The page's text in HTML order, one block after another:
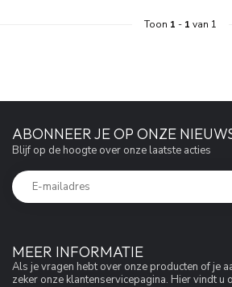
Toon 1 - 1 van 1
MEER INFORMATIE
Als je vragen hebt over onze producten of je
zeker onze klantenservicepagina. Hier vindt u
ABONNEER JE OP ONZE
Blijf op de hoogte over onze laatste acties